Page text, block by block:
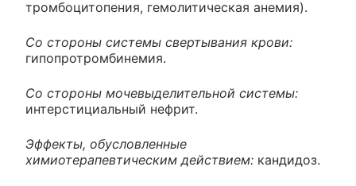
тромбоцитопения, гемолитическая анемия).
Со стороны системы свертывания крови:
гипопротромбинемия.
Со стороны мочевыделительной системы:
интерстициальный нефрит.
Эффекты, обусловленные
химиотерапевтическим действием: кандидоз.